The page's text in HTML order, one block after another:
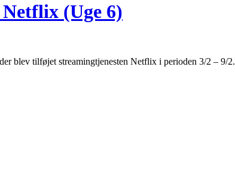
(Uge 6)
blev tilføjet streamingtjenesten Netflix i perioden 3/2 – 9/2.